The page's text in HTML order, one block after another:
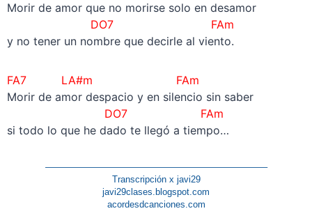
Morir de amor que no morirse solo en desamor
DO7 FAm
y no tener un nombre que decirle al viento.
FA7 LA#m FAm
Morir de amor despacio y en silencio sin saber
DO7 FAm
si todo lo que he dado te llegó a tiempo…
————————————————————————–
Transcripción x javi29
javi29clases.blogspot.com
acordesdcanciones.com